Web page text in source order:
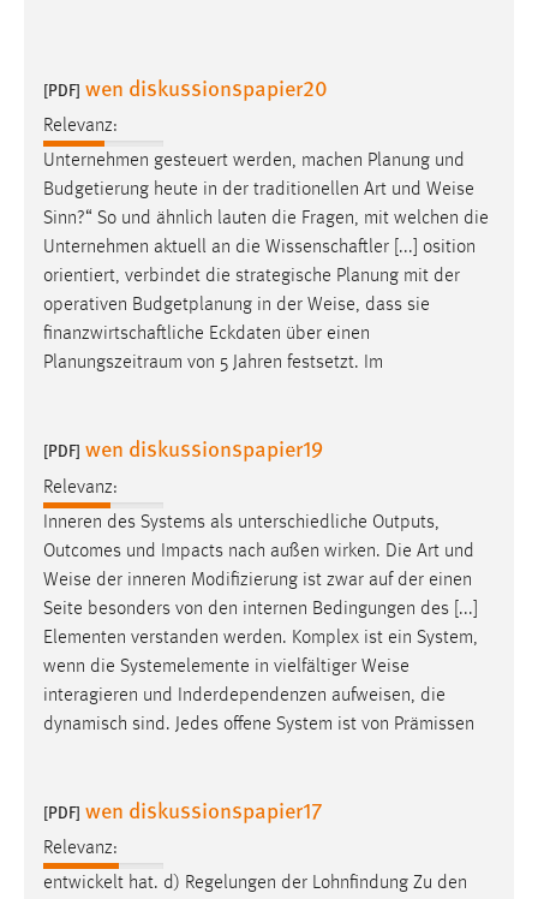
[PDF] wen diskussionspapier20
Relevanz:
Unternehmen gesteuert werden, machen Planung und
Budgetierung heute in der traditionellen Art und Weise
Sinn?“ So und ähnlich lauten die Fragen, mit welchen die
Unternehmen aktuell an die Wissenschaftler [...] osition
orientiert, verbindet die strategische Planung mit der
operativen Budgetplanung in der Weise, dass sie
finanzwirtschaftliche Eckdaten über einen
Planungszeitraum von 5 Jahren festsetzt. Im
[PDF] wen diskussionspapier19
Relevanz:
Inneren des Systems als unterschiedliche Outputs,
Outcomes und Impacts nach außen wirken. Die Art und
Weise der inneren Modifizierung ist zwar auf der einen
Seite besonders von den internen Bedingungen des [...]
Elementen verstanden werden. Komplex ist ein System,
wenn die Systemelemente in vielfältiger Weise
interagieren und Inderdependenzen aufweisen, die
dynamisch sind. Jedes offene System ist von Prämissen
[PDF] wen diskussionspapier17
Relevanz:
entwickelt hat. d) Regelungen der Lohnfindung Zu den